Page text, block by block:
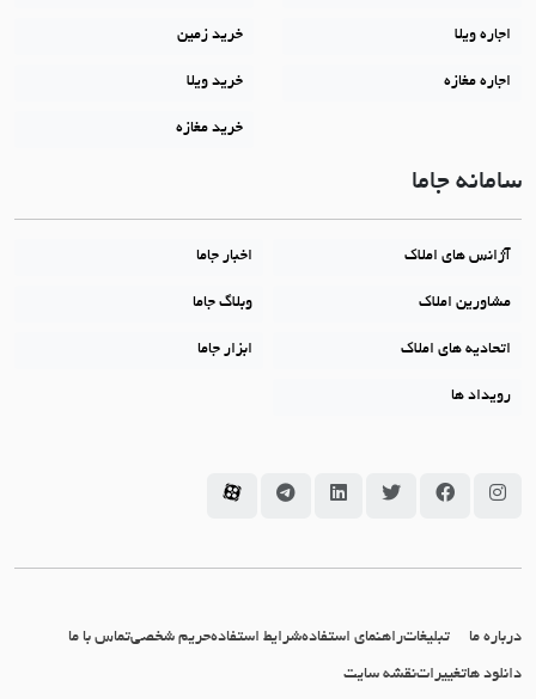
اجاره ویلا
اجاره مغازه
خرید زمین
خرید ویلا
خرید مغازه
سامانه جاما
آژانس های املاک اخبار جاما
مشاورین املاک وبلاگ جاما
اتحادیه های املاک ابزار جاما
رویداد ها
سامانه جاما در اینستاگرام
سامانه جاما در فیسبوک
سامانه جاما در توئیتر
سامانه جاما در لینکداین
سامانه جاما در تلگرام
سامانه جاما در آپارات
درباره ما تبلیغاتراهنمای استفادهشرایط استفادهحریم شخصیتماس با ما
دانلود هاتغییراتنقشه سایت